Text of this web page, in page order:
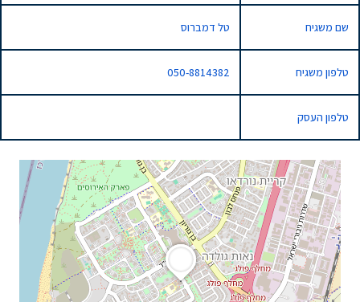
שם משגיח טל דמברוס
טלפון משגיח 050-8814382
טלפון העסק